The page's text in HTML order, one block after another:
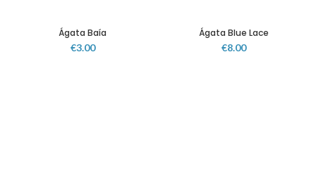
Ágata Baía
€3.00
Ágata Blue Lace
€8.00